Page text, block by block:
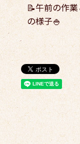
📝午前の作
の様子🍚